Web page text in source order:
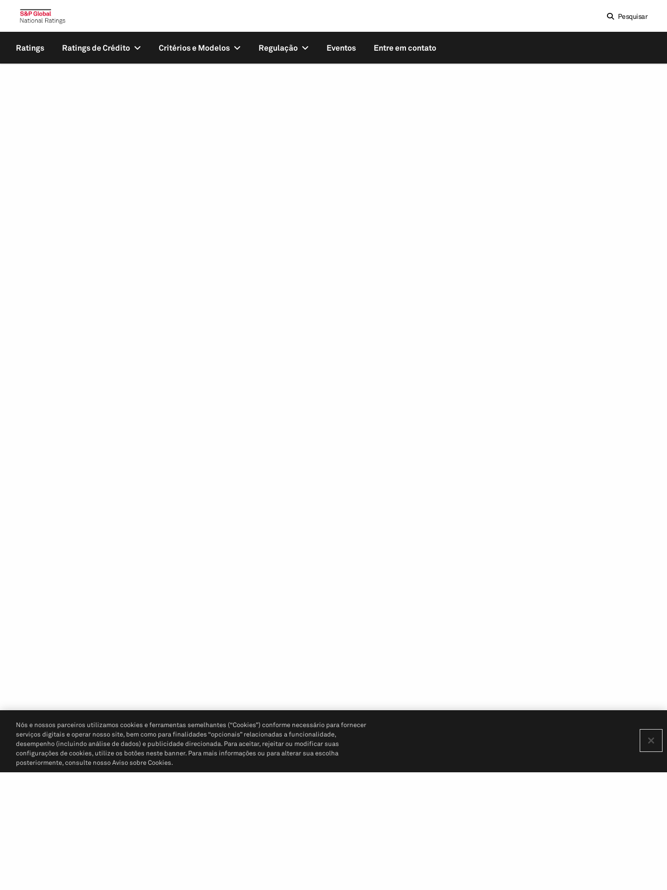
Pesquisar
Ratings Ratings de Crédito Critérios e Modelos Regulação Eventos Entre em contato
Nós e nossos parceiros utilizamos cookies e ferramentas semelhantes (“Cookies”) conforme necessário para fornecer
serviços digitais e operar nosso site, bem como para finalidades “opcionais” relacionadas a funcionalidade,
desempenho (incluindo análise de dados) e publicidade direcionada. Para aceitar, rejeitar ou modificar suas
configurações de cookies, utilize os botões neste banner. Para mais informações ou para alterar sua escolha
posteriormente, consulte nosso Aviso sobre Cookies.